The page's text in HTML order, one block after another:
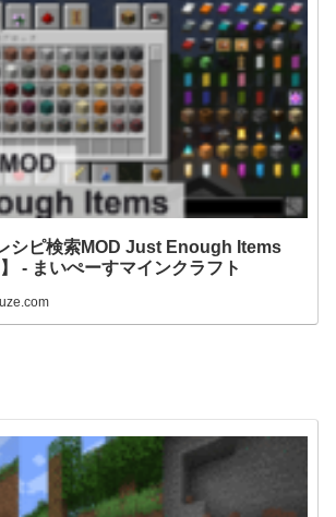
シピ検索MOD Just Enough Items
- まいぺーすマインクラフト